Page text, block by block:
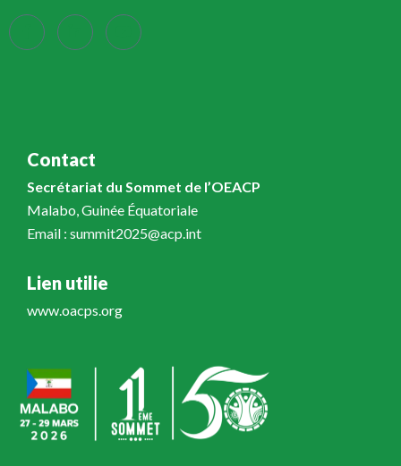
Contact
Secrétariat du Sommet de l’OEACP
Malabo, Guinée Équatoriale
Email : summit2025@acp.int
Lien utilie
www.oacps.org